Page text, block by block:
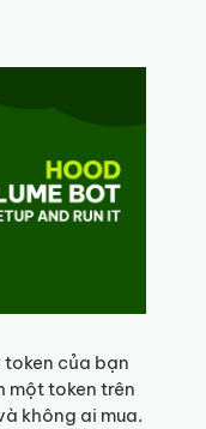
của bạn
một token trên
không ai mua.